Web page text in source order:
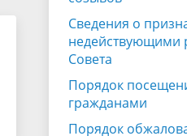
Сведения о
недействующими
Совета
Порядок
гражданами
Порядок